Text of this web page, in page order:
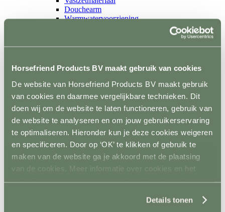
Horsefriend Products BV maakt gebruik van cookies
De website van Horsefriend Products BV maakt gebruik
van cookies en daarmee vergelijkbare technieken. Dit
doen wij om de website te laten functioneren, gebruik van
de website te analyseren en om jouw gebruikerservaring
te optimaliseren. Hieronder kun je deze cookies weigeren
en specificeren. Door op ‘OK’ te klikken of gebruik te
maken van de website ga je akkoord met de plaatsing
van de cookies. Meer informatie over cookies en het
gebruik van persoonsgegevens door Horsefriend
Details tonen
Douchearm
Warmwatervoorziening
Terug
Zadel- en tuigkarren
Kasten
Dekenrekken
Hoofdstelhouders
Wassen en drogen
Gereedschap
Terug
Mestvorken
Scheppen
Bezems en harken
Emmers en bakken